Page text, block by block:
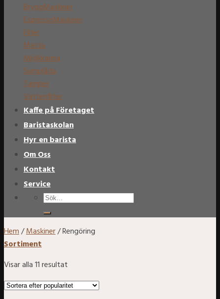
BryggMaskiner
EspressoMaskiner
Filter
Matta
Mjölkkanna
Sumplåda
Tamper
Vattenfilter
Kaffe på Företaget
Baristaskolan
Hyr en barista
Om Oss
Kontakt
Service
Sök
efter:
Hem/Maskiner/Rengöring
Sortiment
Visar alla 11 resultat